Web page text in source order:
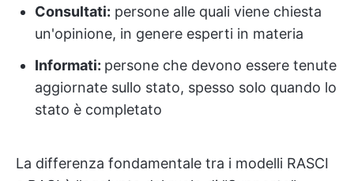
Consultati: persone alle quali viene chiesta
un'opinione, in genere esperti in materia
Informati: persone che devono essere tenute
aggiornate sullo stato, spesso solo quando lo
stato è completato
La differenza fondamentale tra i modelli RASCI